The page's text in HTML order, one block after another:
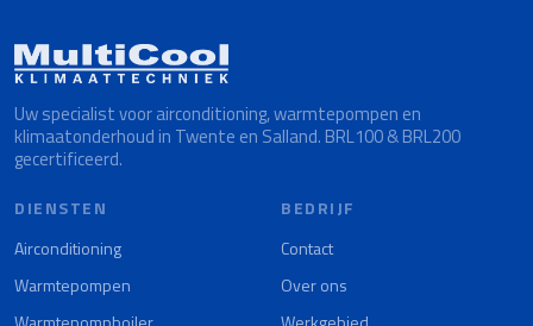
Uw specialist voor airconditioning, warmtepompen en
klimaatonderhoud in Twente en Salland. BRL100 & BRL200
gecertificeerd.
DIENSTEN
Airconditioning
Warmtepompen
BEDRIJF
Contact
Over ons